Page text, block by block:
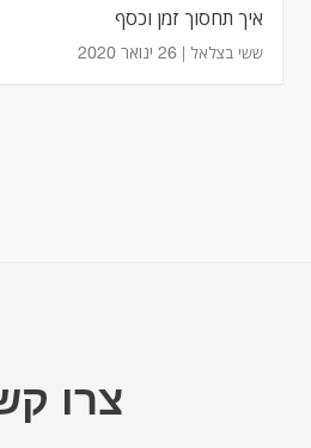
איך תחסוך זמן וכסף
ששי בצלאל | 26 ינואר 2020
צרו